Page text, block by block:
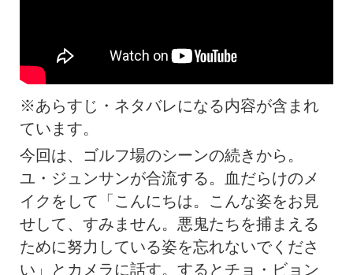
※あらすじ・ネタバレになる内容が含まれ
ています。
今回は、ゴルフ場のシーンの続きから。
ユ・ジュンサンが合流する。血だらけのメ
イクをして「こんにちは。こんな姿をお見
せして、すみません。悪鬼たちを捕まえる
ために努力している姿を忘れないでくださ
い」とカメラに話す。するとチョ・ビョン